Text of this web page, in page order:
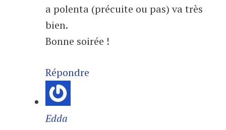
a polenta (précuite ou pas) va très
bien.
Bonne soirée !
Répondre
Edda